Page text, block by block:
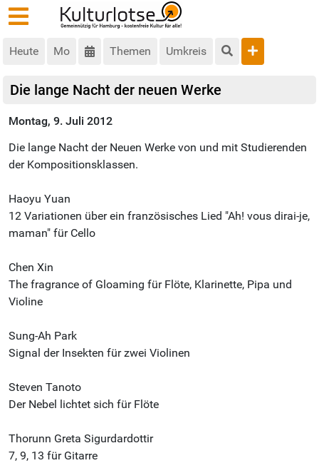
Heute Mo Themen Umkreis
Die lange Nacht der neuen Werke
Montag, 9. Juli 2012
Die lange Nacht der Neuen Werke von und mit Studierenden
der Kompositionsklassen.
Haoyu Yuan
12 Variationen über ein französisches Lied "Ah! vous dirai-je,
maman" für Cello
Chen Xin
The fragrance of Gloaming für Flöte, Klarinette, Pipa und
Violine
Sung-Ah Park
Signal der Insekten für zwei Violinen
Steven Tanoto
Der Nebel lichtet sich für Flöte
Thorunn Greta Sigurdardottir
7, 9, 13 für Gitarre